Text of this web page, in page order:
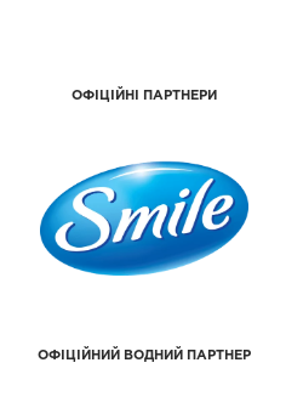
ОФІЦІЙНІ ПАРТНЕРИ
ОФІЦІЙНИЙ ВОДНИЙ ПАРТНЕР